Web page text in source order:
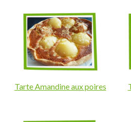
Tarte Amandine aux poires